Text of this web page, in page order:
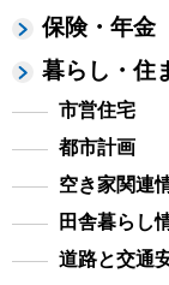
保険・年金
暮らし・住
市営住宅
都市計画
空き家関連
田舎暮らし
道路と交通